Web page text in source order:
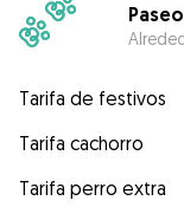
Tarifa de festivos
Tarifa cachorro
Tarifa perro extra